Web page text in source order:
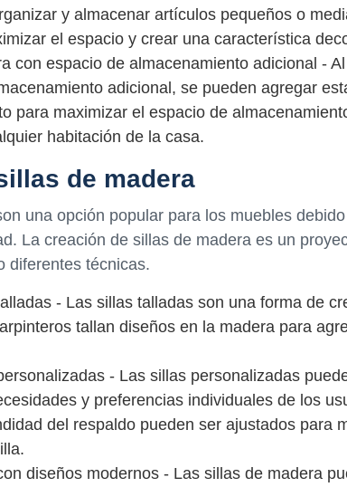
y almacenar artículos pequeños o
el espacio y crear una característica
con espacio de almacenamiento adicional -
adicional, se pueden agregar
para maximizar el espacio de
habitación de la casa.
de madera
una opción popular para los muebles
La creación de sillas de madera es un
diferentes técnicas.
- Las sillas talladas son una forma de
tallan diseños en la madera para
- Las sillas personalizadas
y preferencias individuales de los
del respaldo pueden ser ajustados para
diseños modernos - Las sillas de madera